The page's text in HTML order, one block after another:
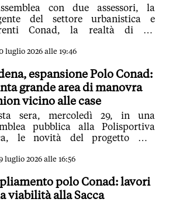
con due assessori, la
del settore urbanistica e
Conad, la realtà di un
camion e raddoppio degli slot
ha avuto avvio. Fino al 31
le osservazioni
luglio 2026 alle 19:46
espansione Polo Conad:
grande area di manovra
vicino alle case
sera, mercoledì 29, in una
pubblica alla Polisportiva
le novità del progetto mai
il comparto Ricci sarà
luglio 2026 alle 16:56
polo Conad: lavori
viabilità alla Sacca